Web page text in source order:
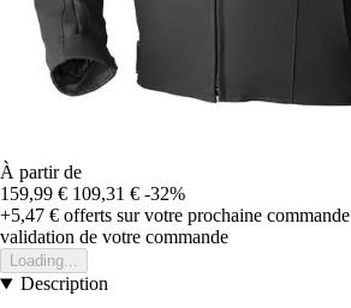
À partir de
159,99 € 109,31 € -32%
+5,47 € offerts sur votre prochaine commande
validation de votre commande
Loading...
Description